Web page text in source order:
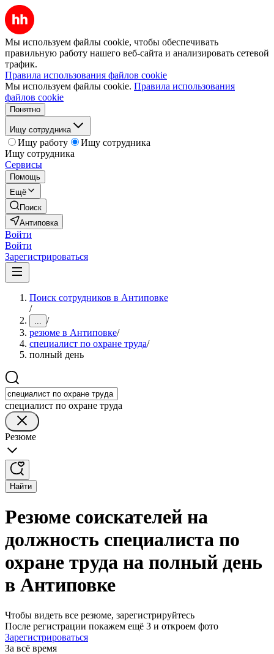
Мы используем файлы cookie, чтобы обеспечивать
правильную работу нашего веб-сайта и анализировать сетевой
трафик.
Правила использования файлов cookie
Мы используем файлы cookie. Правила использования
файлов cookie
Понятно
Ищу сотрудника
Ищу работу
Ищу сотрудника
Ищу сотрудника
Сервисы
Помощь
Ещё
Поиск
Антиповка
Войти
Войти
Зарегистрироваться
Поиск сотрудников в Антиповке
/
... /
резюме в Антиповке/
специалист по охране труда/
полный день
специалист по охране труда
Резюме
Найти
Резюме соискателей на
должность специалиста по
охране труда на полный день
в Антиповке
Чтобы видеть все резюме, зарегистрируйтесь
После регистрации покажем ещё 3 и откроем фото
Зарегистрироваться
За всё время